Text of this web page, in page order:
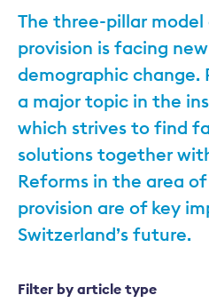
The three-pillar
provision is facing
demographic change.
a major topic in the
which strives to find
solutions together
Reforms in the area
provision are of key
Switzerland’s future.
Filter by article type